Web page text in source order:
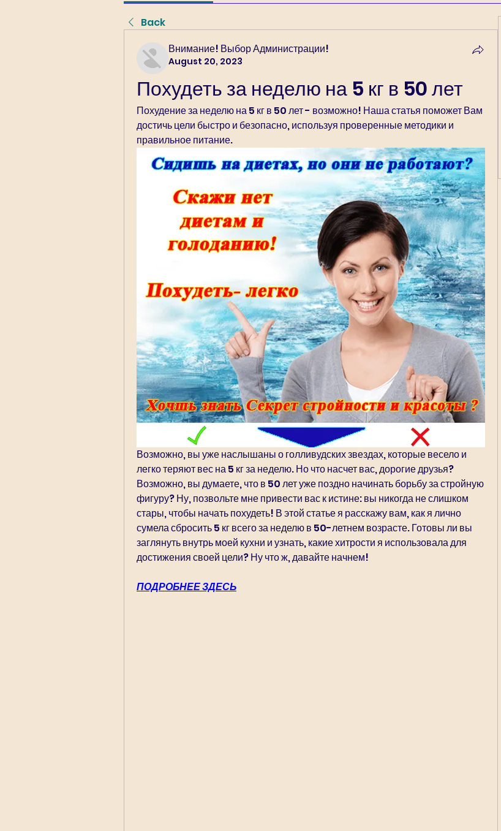
Back
Внимание! Выбор Администрации!
August 20, 2023
Похудеть за неделю на 5 кг в 50 лет
Похудение за неделю на 5 кг в 50 лет - возможно! Наша статья поможет Вам
достичь цели быстро и безопасно, используя проверенные методики и
правильное питание.
Возможно, вы уже наслышаны о голливудских звездах, которые весело и
легко теряют вес на 5 кг за неделю. Но что насчет вас, дорогие друзья?
Возможно, вы думаете, что в 50 лет уже поздно начинать борьбу за стройную
фигуру? Ну, позвольте мне привести вас к истине: вы никогда не слишком
стары, чтобы начать похудеть! В этой статье я расскажу вам, как я лично
сумела сбросить 5 кг всего за неделю в 50-летнем возрасте. Готовы ли вы
заглянуть внутрь моей кухни и узнать, какие хитрости я использовала для
достижения своей цели? Ну что ж, давайте начнем!
ПОДРОБНЕЕ ЗДЕСЬ